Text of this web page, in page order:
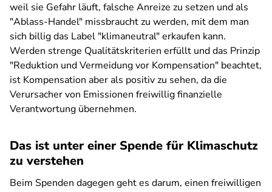
weil sie Gefahr läuft, falsche Anreize zu setzen und als
"Ablass-Handel" missbraucht zu werden, mit dem man
sich billig das Label "klimaneutral" erkaufen kann.
Werden strenge Qualitätskriterien erfüllt und das Prinzip
"Reduktion und Vermeidung vor Kompensation" beachtet,
ist Kompensation aber als positiv zu sehen, da die
Verursacher von Emissionen freiwillig finanzielle
Verantwortung übernehmen.
Das ist unter einer Spende für Klimaschutz
zu verstehen
Beim Spenden dagegen geht es darum, einen freiwilligen